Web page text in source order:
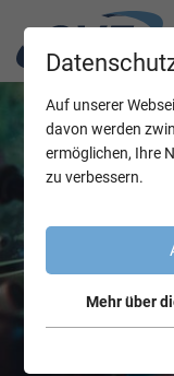
Auf unserer
davon werden
ermöglichen, Ihre
zu verbessern.
Mehr über